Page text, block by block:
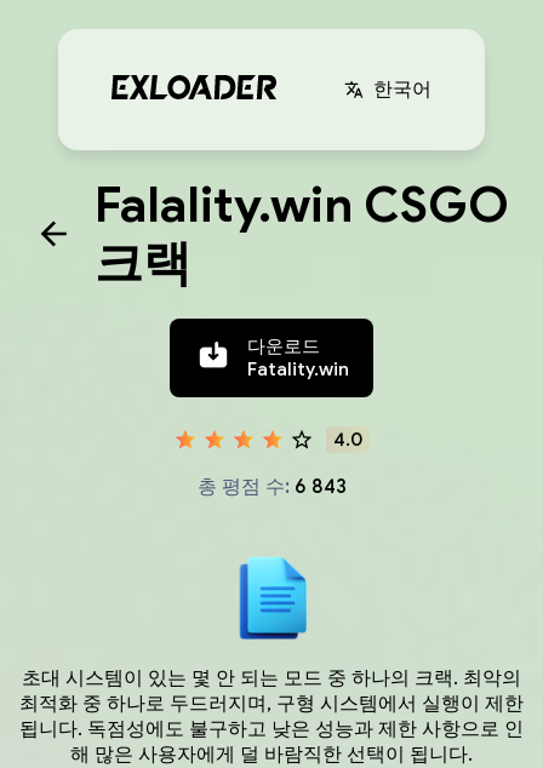
한국어
Falality.win CSGO
크랙
다운로드
Fatality.win
4.0
총 평점 수: 6 843
초대 시스템이 있는 몇 안 되는 모드 중 하나의 크랙. 최악의
최적화 중 하나로 두드러지며, 구형 시스템에서 실행이 제한
됩니다. 독점성에도 불구하고 낮은 성능과 제한 사항으로 인
해 많은 사용자에게 덜 바람직한 선택이 됩니다.